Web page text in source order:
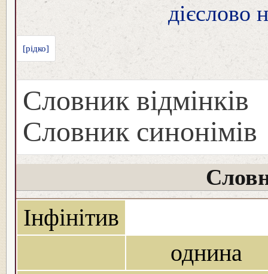
дієслово
[рідко]
Словник відмінків
Словник синонімів
Інфінітив
однина